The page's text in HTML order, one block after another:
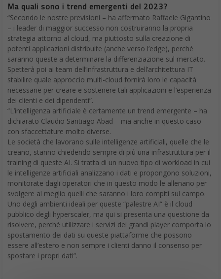
Ma quali sono i trend emergenti del 2023?
“Secondo le nostre previsioni – ha affermato Raffaele Gigantino
– i leader di maggior successo non costruiranno la propria
strategia attorno al cloud, ma piuttosto sulla creazione di
potenti applicazioni distribuite (anche verso l’edge), perché
saranno queste a determinare la differenziazione sul mercato.
Spetterà poi ai team dell’infrastruttura e dell’architettura IT
stabilire quale approccio multi-cloud fornirà loro le capacità
necessarie per creare e sostenere tali applicazioni e l’esperienza
dei clienti e dei dipendenti”.
“L’intelligenza artificiale è certamente un trend emergente – ha
dichiarato Claudio Santiago Abad – ma anche in questo caso
con sfaccettature molto diverse.
Le società che lavorano sulle intelligenze artificiali, quelle che le
creano, stanno chiedendo sempre di più una infrastruttura per il
training di queste AI. Si tratta di un nuovo tipo di workload in cui
le intelligenze artificiali analizzano i dati e propongono soluzioni,
monitorate dagli operatori che in questo modo le allenano per
svolgere al meglio quelli che saranno i loro compiti sul campo.
Uno degli ambienti ideali per queste “palestre AI” è il cloud
pubblico degli hyperscaler, ma qui si presenta una questione da
risolvere, perché utilizzare i servizi dei grandi player comporta lo
spostamento dei dati su queste piattaforme che possono
essere all’estero e non sempre i clienti danno il consenso per
spostare i propri dati”.